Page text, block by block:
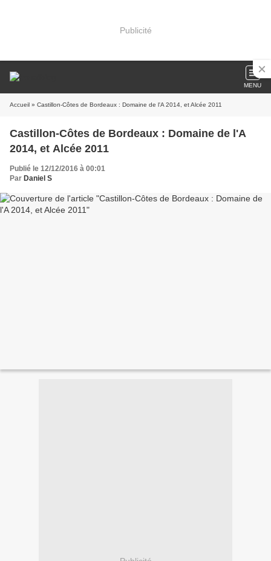
Publicité
MENU
Accueil » Castillon-Côtes de Bordeaux : Domaine de l'A 2014, et Alcée 2011
Castillon-Côtes de Bordeaux : Domaine de l'A
2014, et Alcée 2011
Publié le 12/12/2016 à 00:01
Par Daniel S